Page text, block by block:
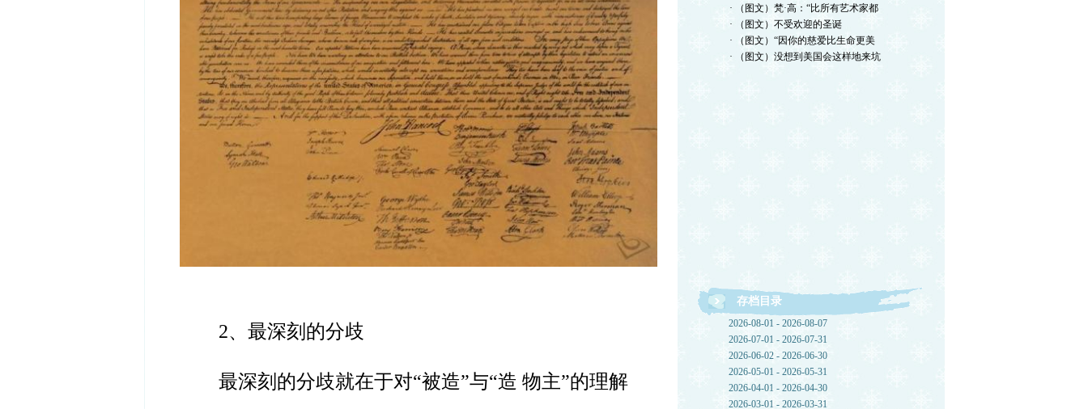
2、最深刻的分歧
最深刻的分歧就在于对“被造”与“造 物主”的理解
· （图文）梵·高：“比所有艺术家都
· （图文）不受欢迎的圣诞
· （图文）“因你的慈爱比生命更美
· （图文）没想到美国会这样地来坑
存档目录
2026-08-01 - 2026-08-07
2026-07-01 - 2026-07-31
2026-06-02 - 2026-06-30
2026-05-01 - 2026-05-31
2026-04-01 - 2026-04-30
2026-03-01 - 2026-03-31